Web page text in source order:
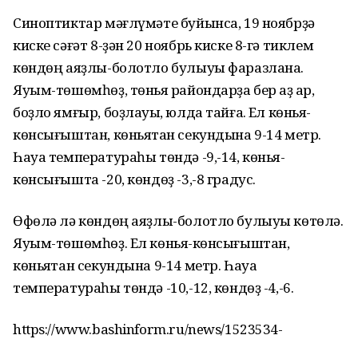
Синоптиктар мәғлүмәте буйынса, 19 ноябрҙә
киске сәғәт 8-ҙән 20 ноябрь киске 8-гә тиклем
көндөң аяҙлы-болотло булыуы фаразлана.
Яуым-төшөмһөҙ, төньяҡ райондарҙа бер аҙ ҡар,
боҙло ямғыр, боҙлауыҡ, юлда тайғаҡ. Ел көньяҡ-
көнсығыштан, көньяҡтан секундына 9-14 метр.
Һауа температураһы төндә -9,-14, көньяҡ-
көнсығышта -20, көндөҙ -3,-8 градус.
Өфөлә лә көндөң аяҙлы-болотло булыуы көтөлә.
Яуым-төшөмһөҙ. Ел көньяҡ-көнсығыштан,
көньяҡтан секундына 9-14 метр. Һауа
температураһы төндә -10,-12, көндөҙ -4,-6.
https://www.bashinform.ru/news/1523534-